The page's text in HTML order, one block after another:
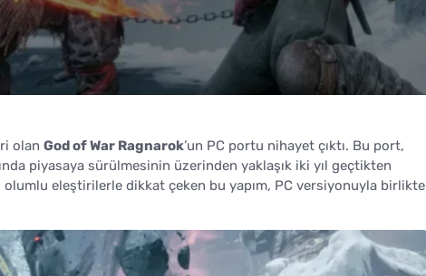
olan God of War Ragnarok’un PC portu nihayet çıktı. Bu port,
piyasaya sürülmesinin üzerinden yaklaşık iki yıl geçtikten
olumlu eleştirilerle dikkat çeken bu yapım, PC versiyonuyla birlikte